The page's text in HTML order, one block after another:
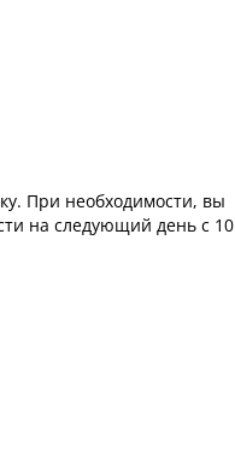
При необходимости, вы
на следующий день с 10